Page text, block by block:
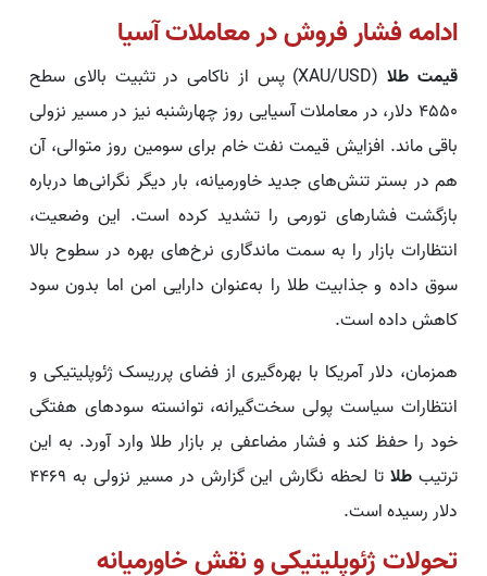
ادامه فشار فروش در معاملات آسیا
قیمت طلا
(XAU/USD) پس از ناکامی در تثبیت بالای سطح
۴۵۵۰ دلار، در معاملات آسیایی روز چهارشنبه نیز در مسیر نزولی
باقی ماند. افزایش قیمت نفت خام برای سومین روز متوالی، آن
هم در بستر تنش‌های جدید خاورمیانه، بار دیگر نگرانی‌ها درباره
بازگشت فشارهای تورمی را تشدید کرده است. این وضعیت،
انتظارات بازار را به سمت ماندگاری نرخ‌های بهره در سطوح بالا
سوق داده و جذابیت طلا را به‌عنوان دارایی امن اما بدون سود
کاهش داده است.
همزمان، دلار آمریکا با بهره‌گیری از فضای پرریسک ژئوپلیتیکی و
انتظارات سیاست پولی سخت‌گیرانه، توانسته سودهای هفتگی
خود را حفظ کند و فشار مضاعفی بر بازار طلا وارد آورد. به این
ترتیب طلا
تا لحظه نگارش این گزارش در مسیر نزولی به ۴۴۶۹
دلار رسیده است.
تحولات ژئوپلیتیکی و نقش خاورمیانه